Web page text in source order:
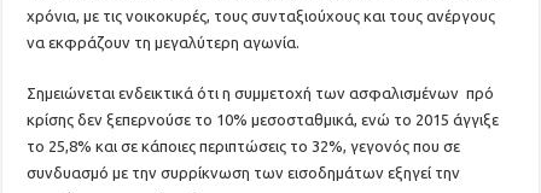
χρόνια, με τις νοικοκυρές, τους συνταξιούχους και τους ανέργους
να εκφράζουν τη μεγαλύτερη αγωνία.
Σημειώνεται ενδεικτικά ότι η συμμετοχή των ασφαλισμένων πρό
κρίσης δεν ξεπερνούσε το 10% μεσοσταθμικά, ενώ το 2015 άγγιξε
το 25,8% και σε κάποιες περιπτώσεις το 32%, γεγονός που σε
συνδυασμό με την συρρίκνωση των εισοδημάτων εξηγεί την